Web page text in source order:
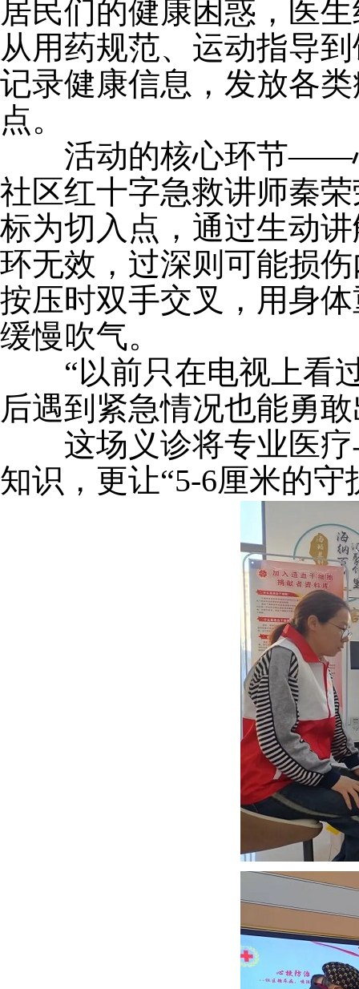
居民们的健康困惑，医
从用药规范、运动指导
记录健康信息，发放各
点。
活动的核心环节——
社区红十字急救讲师秦
标为切入点，通过生动
环无效，过深则可能损
按压时双手交叉，用身
缓慢吹气。
“以前只在电视上看
后遇到紧急情况也能勇
这场义诊将专业医
知识，更让“5-6厘米的守